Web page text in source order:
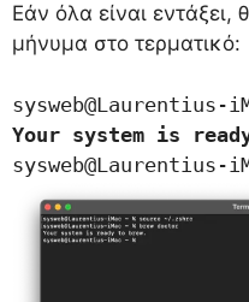
Εάν όλα είναι εντάξει,
μήνυμα στο τερματικό:
Your system is
sysweb@Laurentius-